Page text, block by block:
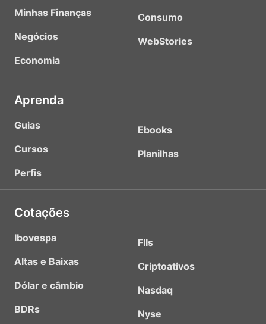
Minhas Finanças
Negócios
Economia
Consumo
WebStories
Aprenda
Guias
Cursos
Perfis
Ebooks
Planilhas
Cotações
Ibovespa
Altas e Baixas
Dólar e câmbio
BDRs
FIIs
Criptoativos
Nasdaq
Nyse